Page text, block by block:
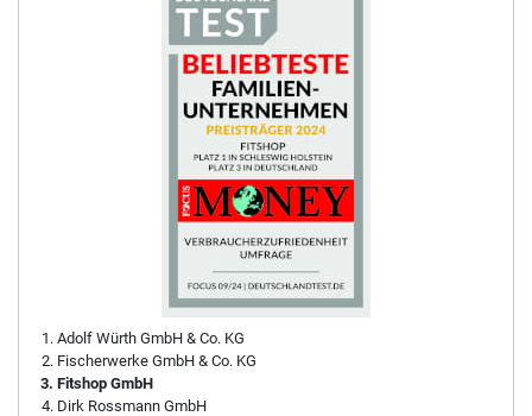
Adolf Würth GmbH & Co. KG
Fischerwerke GmbH & Co. KG
Fitshop GmbH
Dirk Rossmann GmbH